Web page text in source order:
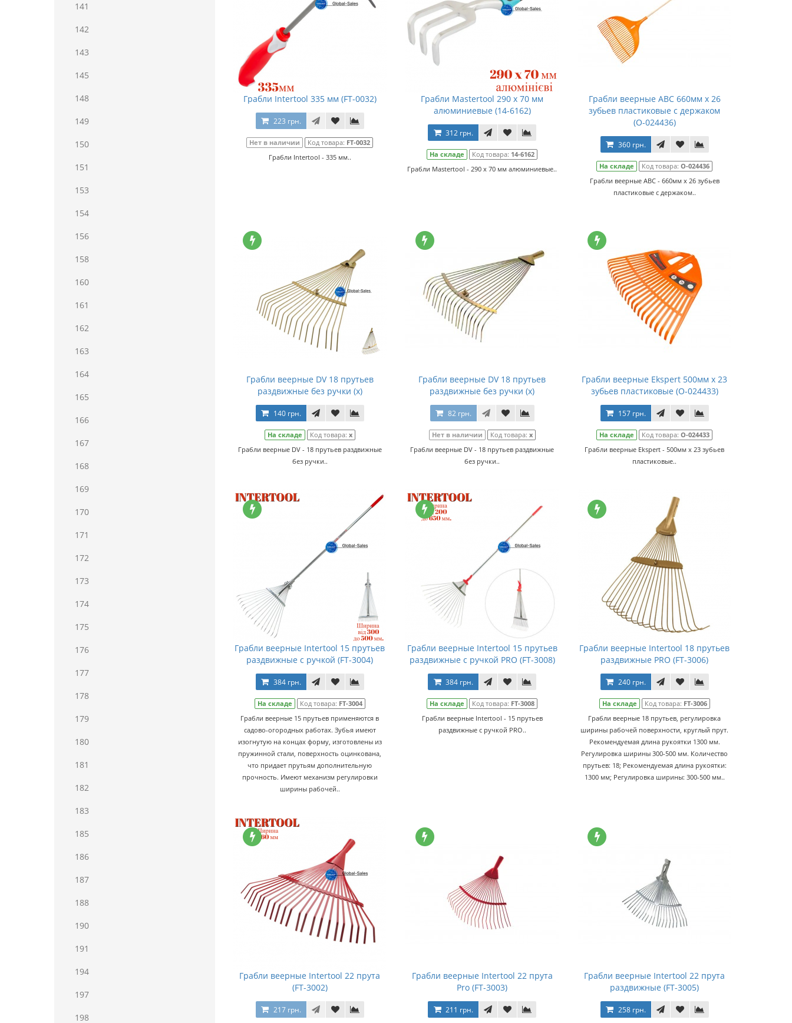
141
142
143
145
148
149
150
151
153
154
156
158
160
161
162
163
164
165
166
167
168
169
170
171
172
173
174
175
176
177
178
179
180
181
182
183
185
186
187
188
190
191
194
197
198
Грабли Intertool 335 мм (FT-0032)
223 грн.
Нет в наличии Код товара: FT-0032
Грабли Intertool - 335 мм..
Грабли Mastertool 290 x 70 мм
алюминиевые (14-6162)
312 грн.
На складе Код товара: 14-6162
Грабли Mastertool - 290 x 70 мм алюминиевые..
Грабли веерные ABC 660мм x 26
зубьев пластиковые с держаком
(О-024436)
360 грн.
На складе Код товара:О-024436
Грабли веерные ABC - 660мм x 26 зубьев
пластиковые с держаком..
Грабли веерные DV 18 прутьев
раздвижные без ручки (x)
140 грн.
На складе Код товара: x
Грабли веерные DV - 18 прутьев раздвижные
без ручки..
Грабли веерные DV 18 прутьев
раздвижные без ручки (x)
82 грн.
Нет в наличии Код товара: x
Грабли веерные DV - 18 прутьев раздвижные
без ручки..
Грабли веерные Ekspert 500мм x 23
зубьев пластиковые (О-024433)
157 грн.
На складе Код товара:О-024433
Грабли веерные Ekspert - 500мм x 23 зубьев
пластиковые..
Грабли веерные Intertool 15 прутьев
раздвижные с ручкой (FT-3004)
384 грн.
На складе Код товара: FT-3004
Грабли веерные 15 прутьев применяются в
садово-огородных работах. Зубья имеют
изогнутую на концах форму, изготовлены из
пружинной стали, поверхность оцинкована,
что придает прутьям дополнительную
прочность. Имеют механизм регулировки
ширины рабочей..
Грабли веерные Intertool 15 прутьев
раздвижные с ручкой PRO (FT-3008)
384 грн.
На складе Код товара: FT-3008
Грабли веерные Intertool - 15 прутьев
раздвижные с ручкой PRO..
Грабли веерные Intertool 18 прутьев
раздвижные PRO (FT-3006)
240 грн.
На складе Код товара: FT-3006
Грабли веерные 18 прутьев, регулировка
ширины рабочей поверхности, круглый прут.
Рекомендуемая длина рукоятки 1300 мм.
Регулировка ширины 300-500 мм. Количество
прутьев: 18; Рекомендуемая длина рукоятки:
1300 мм; Регулировка ширины: 300-500 мм..
Грабли веерные Intertool 22 прута
(FT-3002)
217 грн.
Грабли веерные Intertool 22 прута
Pro (FT-3003)
211 грн.
Грабли веерные Intertool 22 прута
раздвижные (FT-3005)
258 грн.